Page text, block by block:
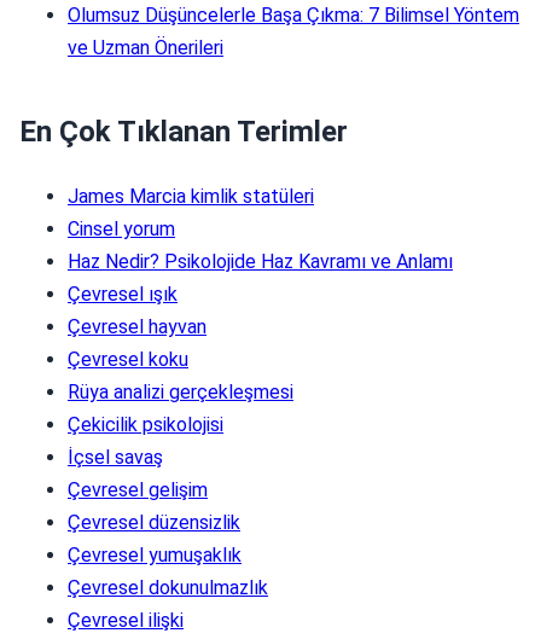
Olumsuz Düşüncelerle Başa Çıkma: 7 Bilimsel Yöntem
ve Uzman Önerileri
En Çok Tıklanan Terimler
James Marcia kimlik statüleri
Cinsel yorum
Haz Nedir? Psikolojide Haz Kavramı ve Anlamı
Çevresel ışık
Çevresel hayvan
Çevresel koku
Rüya analizi gerçekleşmesi
Çekicilik psikolojisi
İçsel savaş
Çevresel gelişim
Çevresel düzensizlik
Çevresel yumuşaklık
Çevresel dokunulmazlık
Çevresel ilişki